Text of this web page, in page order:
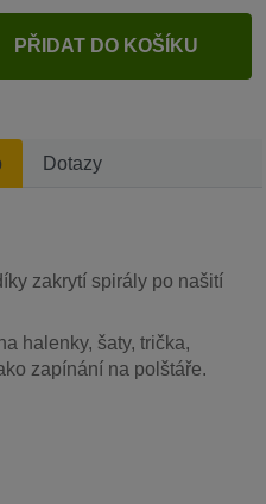
PŘIDAT DO KOŠÍKU
Dotazy
zakrytí spirály po našití
halenky, šaty, trička,
zapínání na polštáře.